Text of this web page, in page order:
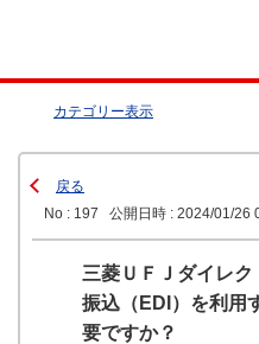
カテゴリー表示
戻る
No : 197
公開日時 : 2024/01/26
三菱ＵＦＪダイレ
振込（EDI）を利用
要ですか？